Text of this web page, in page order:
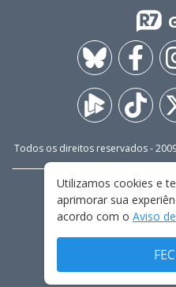
Todos os direitos reservados -
FALE
TERMOS E
Utilizamos cookies e
aprimorar sua
acordo com o Aviso